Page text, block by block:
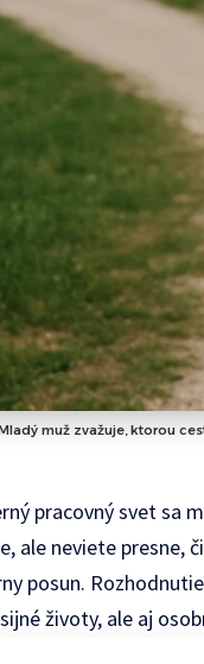
muž zvažuje, ktorou
pracovný svet sa
ale neviete presne,
posun.
životy, ale aj